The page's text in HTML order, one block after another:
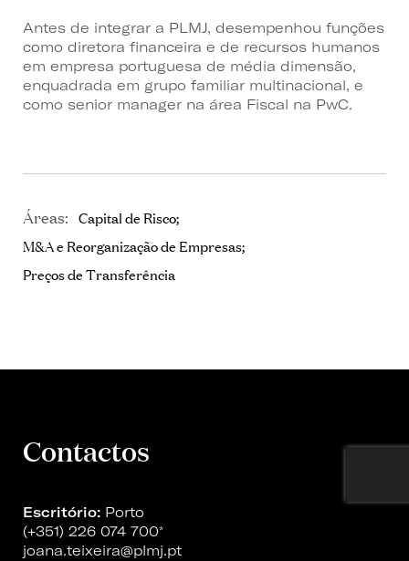
Antes de integrar a PLMJ, desempenhou funções
como diretora financeira e de recursos humanos
em empresa portuguesa de média dimensão,
enquadrada em grupo familiar multinacional, e
como senior manager na área Fiscal na PwC.
Áreas: Capital de Risco
M&A e Reorganização de Empresas
Preços de Transferência
Contactos
Escritório: Porto
(+351) 226 074 700*
joana.teixeira@plmj.pt